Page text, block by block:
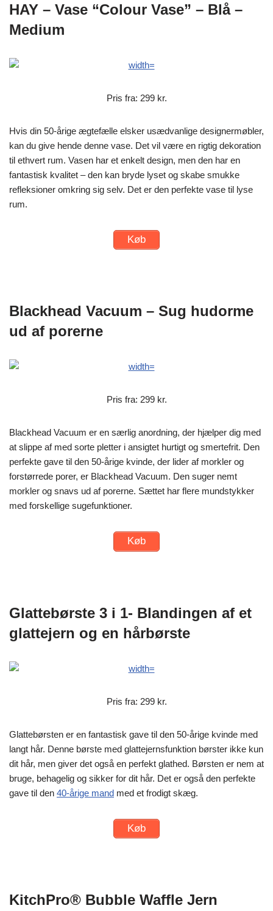
HAY – Vase “Colour Vase” – Blå –
Medium
Pris fra: 299 kr.
Hvis din 50-årige ægtefælle elsker usædvanlige designermøbler,
kan du give hende denne vase. Det vil være en rigtig dekoration
til ethvert rum. Vasen har et enkelt design, men den har en
fantastisk kvalitet – den kan bryde lyset og skabe smukke
refleksioner omkring sig selv. Det er den perfekte vase til lyse
rum.
Køb
Blackhead Vacuum – Sug hudorme
ud af porerne
Pris fra: 299 kr.
Blackhead Vacuum er en særlig anordning, der hjælper dig med
at slippe af med sorte pletter i ansigtet hurtigt og smertefrit. Den
perfekte gave til den 50-årige kvinde, der lider af morkler og
forstørrede porer, er Blackhead Vacuum. Den suger nemt
morkler og snavs ud af porerne. Sættet har flere mundstykker
med forskellige sugefunktioner.
Køb
Glattebørste 3 i 1- Blandingen af et
glattejern og en hårbørste
Pris fra: 299 kr.
Glattebørsten er en fantastisk gave til den 50-årige kvinde med
langt hår. Denne børste med glattejernsfunktion børster ikke kun
dit hår, men giver det også en perfekt glathed. Børsten er nem at
bruge, behagelig og sikker for dit hår. Det er også den perfekte
gave til den 40-årige mand med et frodigt skæg.
Køb
KitchPro® Bubble Waffle Jern